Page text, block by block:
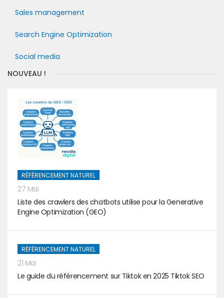
Sales management
Search Engine Optimization
Social media
NOUVEAU !
RÉFÉRENCEMENT NATUREL
27 Mai
Liste des crawlers des chatbots utilise pour la Generative
Engine Optimization (GEO)
RÉFÉRENCEMENT NATUREL
21 Mai
Le guide du référencement sur Tiktok en 2025 Tiktok SEO